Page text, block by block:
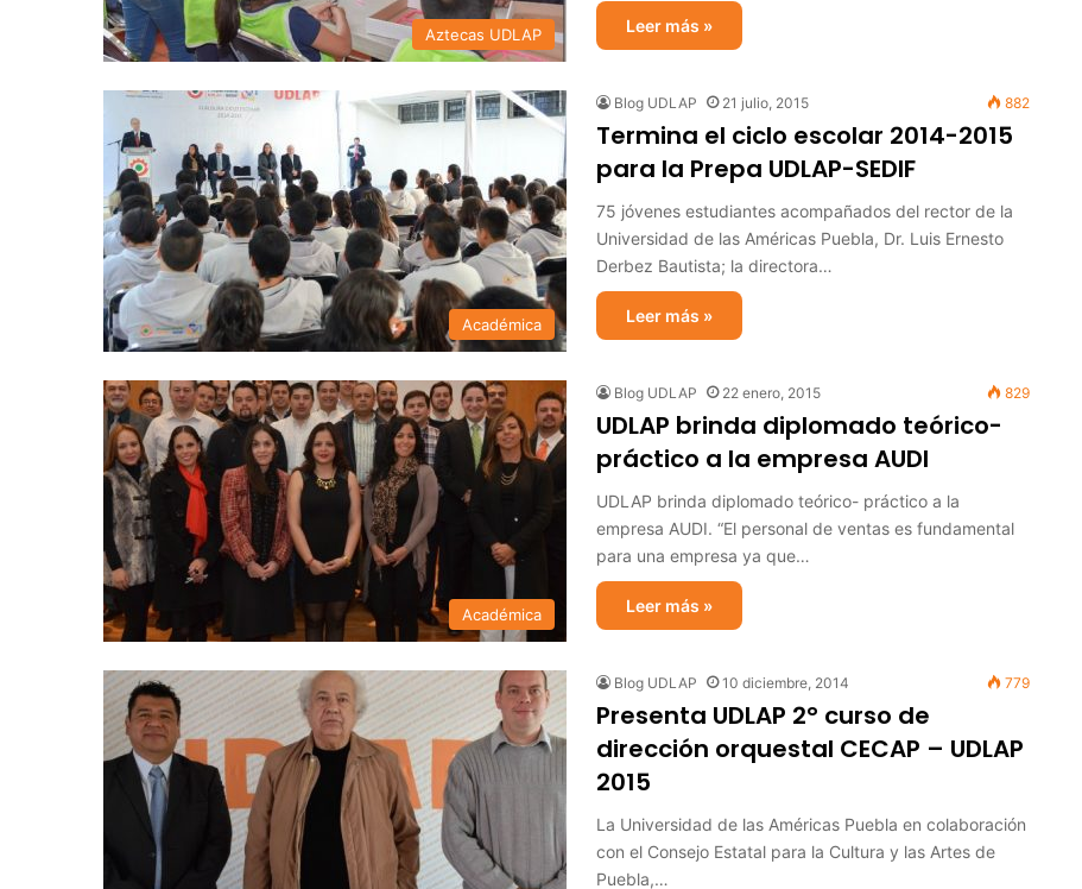
Aztecas UDLAP Leer más »
Académica
Blog UDLAP 21 julio, 2015 882
Termina el ciclo escolar 2014-2015
para la Prepa UDLAP-SEDIF
75 jóvenes estudiantes acompañados del rector de la
Universidad de las Américas Puebla, Dr. Luis Ernesto
Derbez Bautista; la directora…
Leer más »
Académica
Blog UDLAP 22 enero, 2015 829
UDLAP brinda diplomado teórico-
práctico a la empresa AUDI
UDLAP brinda diplomado teórico- práctico a la
empresa AUDI. “El personal de ventas es fundamental
para una empresa ya que…
Leer más »
Blog UDLAP 10 diciembre, 2014 779
Presenta UDLAP 2° curso de
dirección orquestal CECAP – UDLAP
2015
La Universidad de las Américas Puebla en colaboración
con el Consejo Estatal para la Cultura y las Artes de
Puebla,…